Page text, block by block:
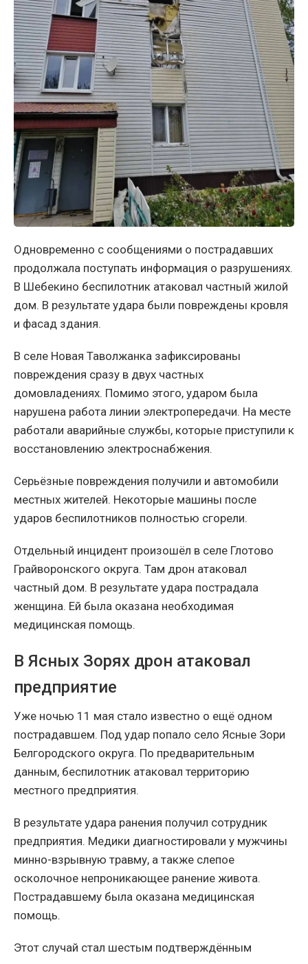
Одновременно с сообщениями о пострадавших
продолжала поступать информация о разрушениях.
В Шебекино беспилотник атаковал частный жилой
дом. В результате удара были повреждены кровля
и фасад здания.
В селе Новая Таволжанка зафиксированы
повреждения сразу в двух частных
домовладениях. Помимо этого, ударом была
нарушена работа линии электропередачи. На месте
работали аварийные службы, которые приступили к
восстановлению электроснабжения.
Серьёзные повреждения получили и автомобили
местных жителей. Некоторые машины после
ударов беспилотников полностью сгорели.
Отдельный инцидент произошёл в селе Глотово
Грайворонского округа. Там дрон атаковал
частный дом. В результате удара пострадала
женщина. Ей была оказана необходимая
медицинская помощь.
В Ясных Зорях дрон атаковал
предприятие
Уже ночью 11 мая стало известно о ещё одном
пострадавшем. Под удар попало село Ясные Зори
Белгородского округа. По предварительным
данным, беспилотник атаковал территорию
местного предприятия.
В результате удара ранения получил сотрудник
предприятия. Медики диагностировали у мужчины
минно-взрывную травму, а также слепое
осколочное непроникающее ранение живота.
Пострадавшему была оказана медицинская
помощь.
Этот случай стал шестым подтверждённым